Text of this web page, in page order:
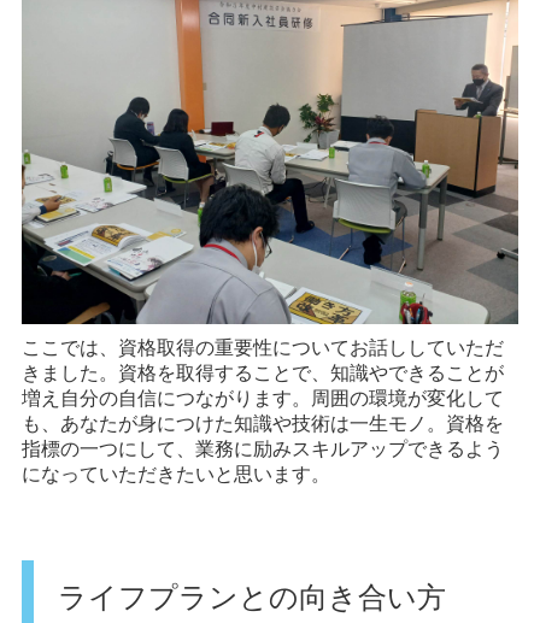
ここでは、資格取得の重要性についてお話ししていただ
きました。資格を取得することで、知識やできることが
増え自分の自信につながります。周囲の環境が変化して
も、あなたが身につけた知識や技術は一生モノ。資格を
指標の一つにして、業務に励みスキルアップできるよう
になっていただきたいと思います。
ライフプランとの向き合い方